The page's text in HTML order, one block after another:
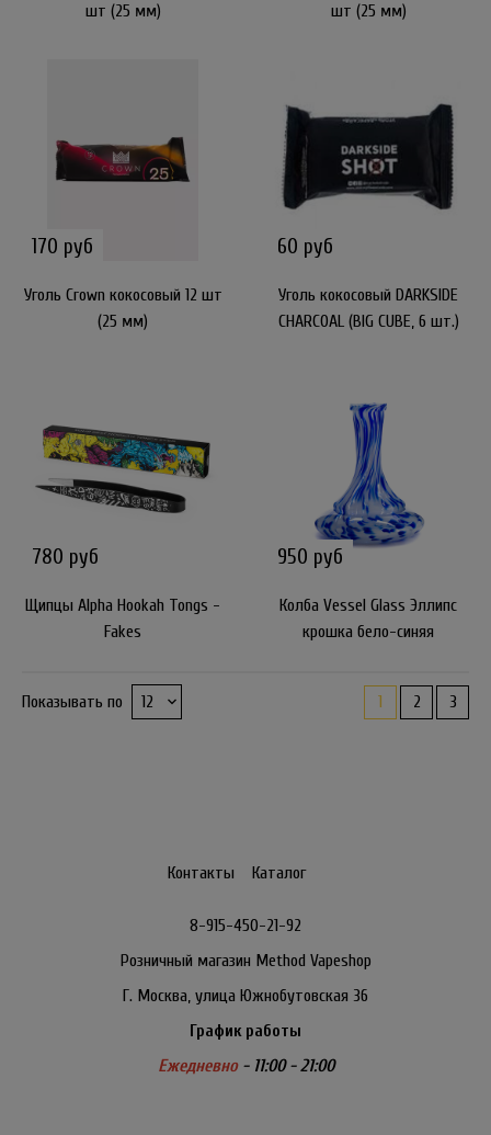
шт (25 мм)
шт (25 мм)
170 руб
Уголь Crown кокосовый 12 шт
(25 мм)
60 руб
Уголь кокосовый DARKSIDE
CHARCOAL (BIG CUBE, 6 шт.)
780 руб
Щипцы Alpha Hookah Tongs -
Fakes
950 руб
Колба Vessel Glass Эллипс
крошка бело-синяя
Показывать по 1 2 3
Контакты Каталог
8-915-450-21-92
Розничный магазин Method Vapeshop
Г. Москва, улица Южнобутовская 36
График работы
Ежедневно- 11:00 - 21:00